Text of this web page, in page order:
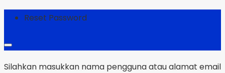
Reset Password
Silahkan masukkan nama pengguna atau alamat email